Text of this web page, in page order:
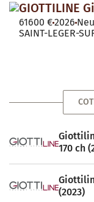
GIOTTILINE
61600 €2026
SAINT-LEGER-
170 ch
(2023)